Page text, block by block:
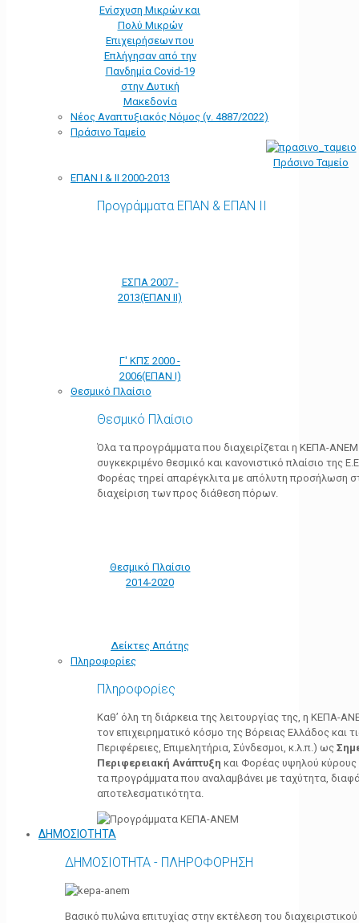
Ενίσχυση Μικρών και
Πολύ Μικρών
Επιχειρήσεων που
Επλήγησαν από την
Πανδημία Covid-19
στην Δυτική
Μακεδονία
Νέος Αναπτυξιακός Νόμος (ν. 4887/2022)
Πράσινο Ταμείο
Πράσινο Ταμείο
ΕΠΑΝ Ι & ΙΙ 2000-2013
Προγράμματα ΕΠΑΝ & ΕΠΑΝ ΙΙ
ΕΣΠΑ 2007 -
2013(ΕΠΑΝ ΙΙ)
Γ' ΚΠΣ 2000 -
2006(ΕΠΑΝ Ι)
Θεσμικό Πλαίσιο
Θεσμικό Πλαίσιο
Όλα τα προγράμματα που διαχειρίζεται η ΚΕΠΑ-
συγκεκριμένο θεσμικό και κανονιστικό πλαίσιο της
Φορέας τηρεί απαρέγκλιτα με απόλυτη προσήλωση
διαχείριση των προς διάθεση πόρων.
Θεσμικό Πλαίσιο
2014-2020
Δείκτες Απάτης
Πληροφορίες
Πληροφορίες
Καθ’ όλη τη διάρκεια της λειτουργίας της, η ΚΕΠΑ-
τον επιχειρηματικό κόσμο της Βόρειας Ελλάδος και
Περιφέρειες, Επιμελητήρια, Σύνδεσμοι, κ.λ.π.) ως
Περιφερειακή Ανάπτυξη και Φορέας υψηλού κύρους
τα προγράμματα που αναλαμβάνει με ταχύτητα,
αποτελεσματικότητα.
ΔΗΜΟΣΙΟΤΗΤΑ
ΔΗΜΟΣΙΟΤΗΤΑ - ΠΛΗΡΟΦΟΡΗΣΗ
Βασικό πυλώνα επιτυχίας στην εκτέλεση του